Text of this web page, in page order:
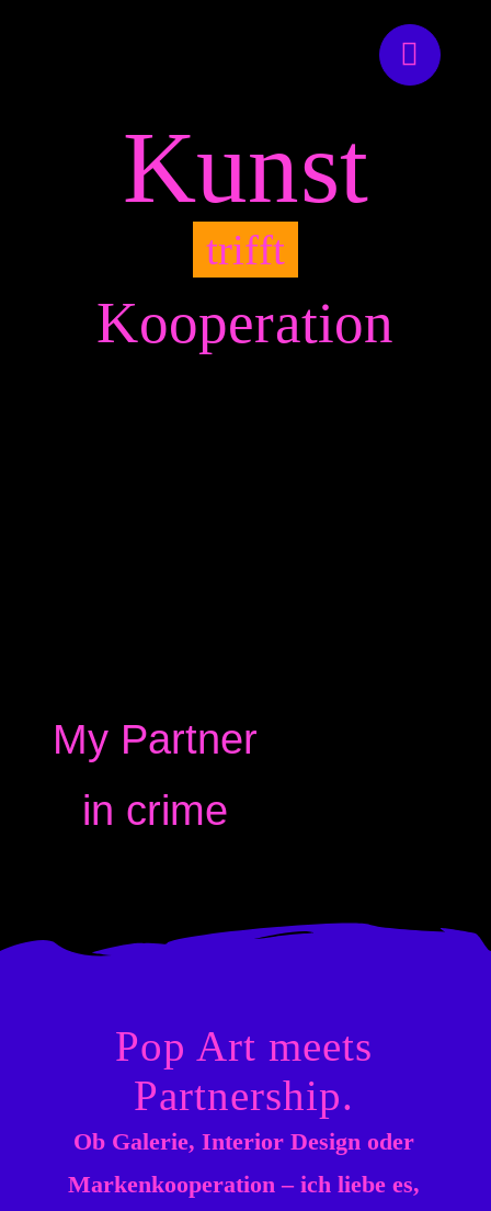
Kunst
trifft
Kooperation
My Partner
in crime
Pop Art meets
Partnership.
Ob Galerie, Interior Design oder
Markenkooperation – ich liebe es,